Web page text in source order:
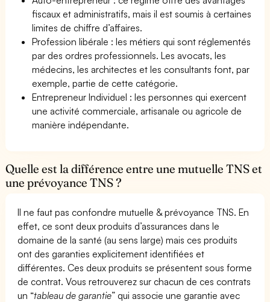
fiscaux et administratifs, mais il est soumis à certaines
limites de chiffre d’affaires.
Profession libérale : les métiers qui sont réglementés
par des ordres professionnels. Les avocats, les
médecins, les architectes et les consultants font, par
exemple, partie de cette catégorie.
Entrepreneur Individuel : les personnes qui exercent
une activité commerciale, artisanale ou agricole de
manière indépendante.
Quelle est la différence entre une mutuelle TNS et
une prévoyance TNS ?
Il ne faut pas confondre mutuelle & prévoyance TNS. En
effet, ce sont deux produits d’assurances dans le
domaine de la santé (au sens large) mais ces produits
ont des garanties explicitement identifiées et
différentes. Ces deux produits se présentent sous forme
de contrat. Vous retrouverez sur chacun de ces contrats
un “tableau de garantie” qui associe une garantie avec